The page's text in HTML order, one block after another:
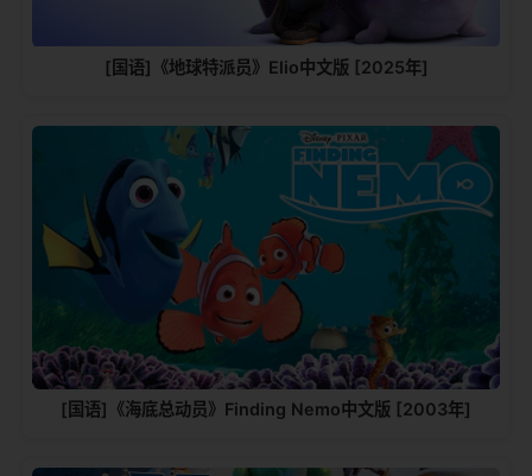
[国语]《地球特派员》Elio中文版 [2025年]
[国语]《海底总动员》Finding Nemo中文版 [2003年]